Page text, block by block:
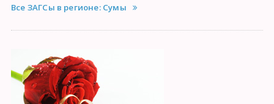
Все ЗАГСы в регионе: Сумы